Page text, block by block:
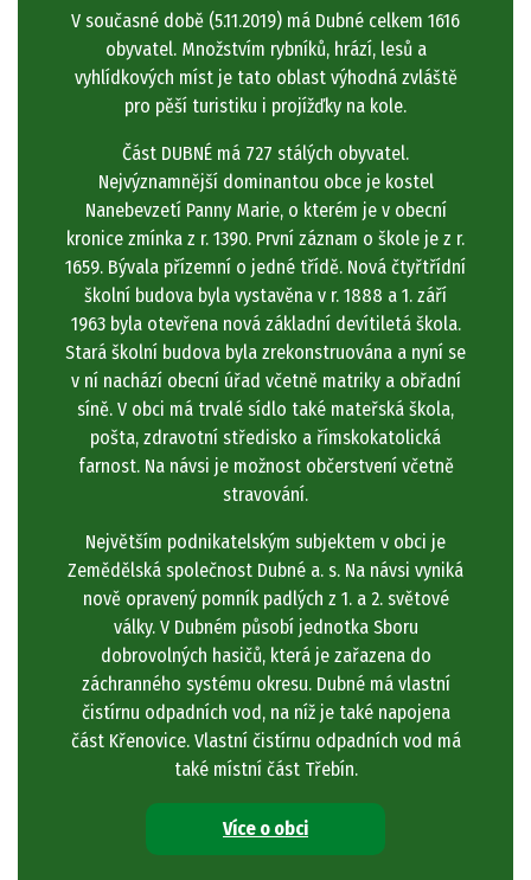
V současné době (5.11.2019) má Dubné celkem 1616
obyvatel. Množstvím rybníků, hrází, lesů a
vyhlídkových míst je tato oblast výhodná zvláště
pro pěší turistiku i projížďky na kole.
Část DUBNÉ má 727 stálých obyvatel.
Nejvýznamnější dominantou obce je kostel
Nanebevzetí Panny Marie, o kterém je v obecní
kronice zmínka z r. 1390. První záznam o škole je z r.
1659. Bývala přízemní o jedné třídě. Nová čtyřtřídní
školní budova byla vystavěna v r. 1888 a 1. září
1963 byla otevřena nová základní devítiletá škola.
Stará školní budova byla zrekonstruována a nyní se
v ní nachází obecní úřad včetně matriky a obřadní
síně. V obci má trvalé sídlo také mateřská škola,
pošta, zdravotní středisko a římskokatolická
farnost. Na návsi je možnost občerstvení včetně
stravování.
Největším podnikatelským subjektem v obci je
Zemědělská společnost Dubné a. s. Na návsi vyniká
nově opravený pomník padlých z 1. a 2. světové
války. V Dubném působí jednotka Sboru
dobrovolných hasičů, která je zařazena do
záchranného systému okresu. Dubné má vlastní
čistírnu odpadních vod, na níž je také napojena
část Křenovice. Vlastní čistírnu odpadních vod má
také místní část Třebín.
Více o obci